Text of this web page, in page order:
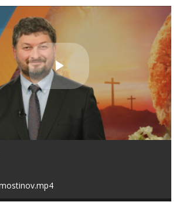
Esita
video